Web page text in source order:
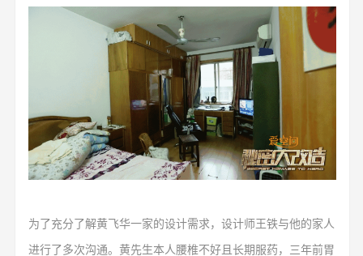
为了充分了解黄飞华一家的设计需求，设计师王铁与他的家人
进行了多次沟通。黄先生本人腰椎不好且长期服药，三年前胃